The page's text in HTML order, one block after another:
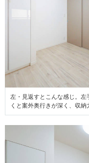
左・見返すとこんな感じ。
くと案外奥行きが深く、収納